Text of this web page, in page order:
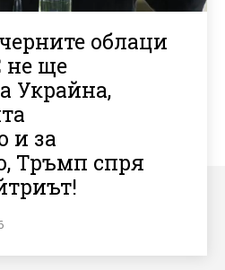
облаци
не ще
Украйна,
и за
Тръмп спря